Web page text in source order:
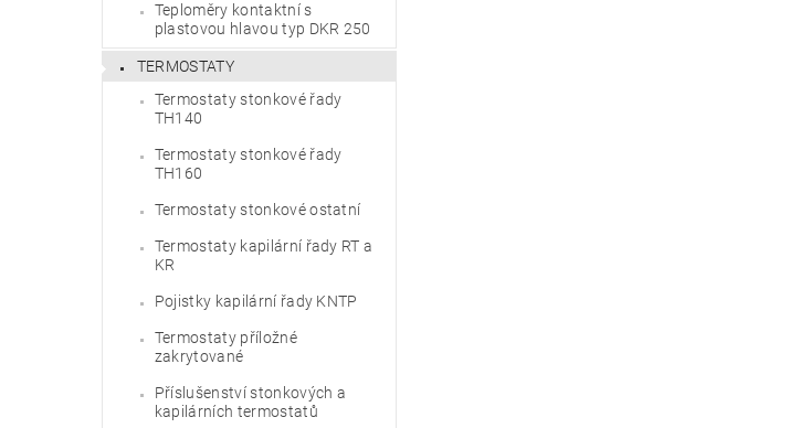
Teploměry kontaktní s
plastovou hlavou typ DKR 250
TERMOSTATY
Termostaty stonkové řady
TH140
Termostaty stonkové řady
TH160
Termostaty stonkové ostatní
Termostaty kapilární řady RT a
KR
Pojistky kapilární řady KNTP
Termostaty příložné
zakrytované
Příslušenství stonkových a
kapilárních termostatů